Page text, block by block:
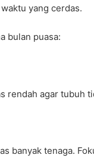
yang cerdas.
bulan puasa:
rendah agar tubuh
banyak tenaga.